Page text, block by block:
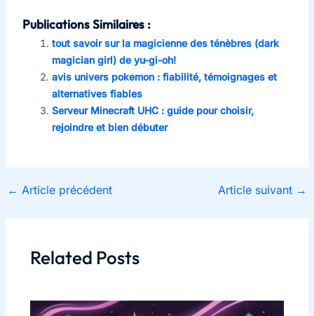
Publications Similaires :
tout savoir sur la magicienne des ténèbres (dark
magician girl) de yu-gi-oh!
avis univers pokemon : fiabilité, témoignages et
alternatives fiables
Serveur Minecraft UHC : guide pour choisir,
rejoindre et bien débuter
← Article précédent Article suivant →
Related Posts